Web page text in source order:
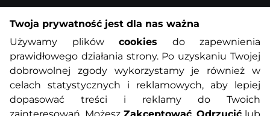
Informacje o zakupach
O nas Regulamin sklepu
Polityka prywatności Koszty przesyłek
Twoja prywatność jest dla nas ważna
Używamy plików cookies do zapewnienia
prawidłowego działania strony. Po uzyskaniu Twojej
dobrowolnej zgody wykorzystamy je również w
celach statystycznych i reklamowych, aby lepiej
dopasować treści i reklamy do Twoich